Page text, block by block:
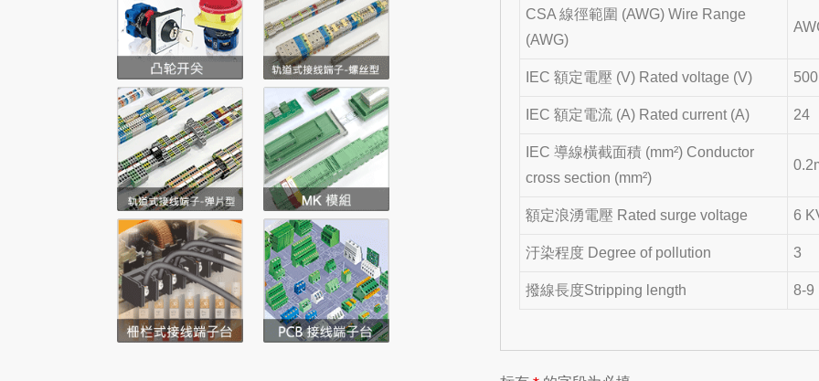
CSA 線徑範圍 (AWG) Wire Range
(AWG)
IEC 額定電壓 (V) Rated voltage (V) 500
IEC 額定電流 (A) Rated current (A) 24
IEC 導線橫截面積 (mm²) Conductor
cross section (mm²)
額定浪湧電壓 Rated surge voltage 6
汙染程度 Degree of pollution 3
撥線長度Stripping length 8-9